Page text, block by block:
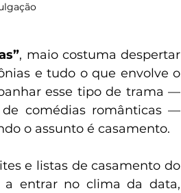
, maio costuma despertar
e tudo o que envolve o
esse tipo de trama —
de comédias românticas —
o assunto é casamento.
e listas de casamento do
a entrar no clima da data,